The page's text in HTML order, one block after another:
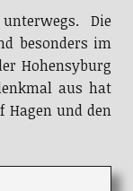
Die
besonders im
Hohensyburg
aus hat
Hagen und den